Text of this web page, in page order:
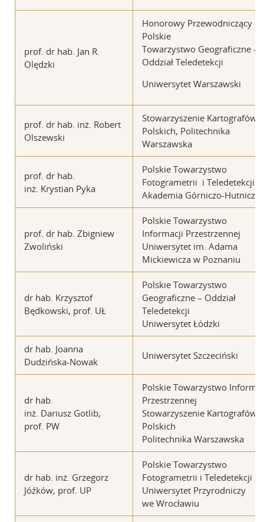
prof. dr hab. Jan R.
Olędzki
Honorowy Przewodniczący
Polskie
Towarzystwo Geograficzne –
Oddział Teledetekcji
Uniwersytet Warszawski
prof. dr hab. inż. Robert
Olszewski
Stowarzyszenie Kartografów
Polskich, Politechnika
Warszawska
prof. dr hab.
inż. Krystian Pyka
Polskie Towarzystwo
Fotogrametrii i Teledetekcji
Akademia Górniczo-Hutnicza
prof. dr hab. Zbigniew
Zwoliński
Polskie Towarzystwo
Informacji Przestrzennej
Uniwersytet im. Adama
Mickiewicza w Poznaniu
dr hab. Krzysztof
Będkowski, prof. UŁ
Polskie Towarzystwo
Geograficzne – Oddział
Teledetekcji
Uniwersytet Łódzki
dr hab. Joanna
Dudzińska-Nowak
Uniwersytet Szczeciński
dr hab.
inż. Dariusz Gotlib,
prof. PW
Polskie Towarzystwo
Przestrzennej
Stowarzyszenie Kartografów
Polskich
Politechnika Warszawska
dr hab. inż. Grzegorz
Jóźków, prof. UP
Polskie Towarzystwo
Fotogrametrii i Teledetekcji
Uniwersytet Przyrodniczy
we Wrocławiu